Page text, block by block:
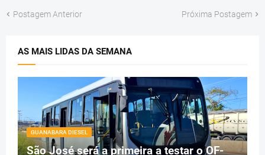
Postagem Anterior Próxima Postagem
AS MAIS LIDAS DA SEMANA
GUANABARA DIESEL
São José será a primeira a testar o OF-